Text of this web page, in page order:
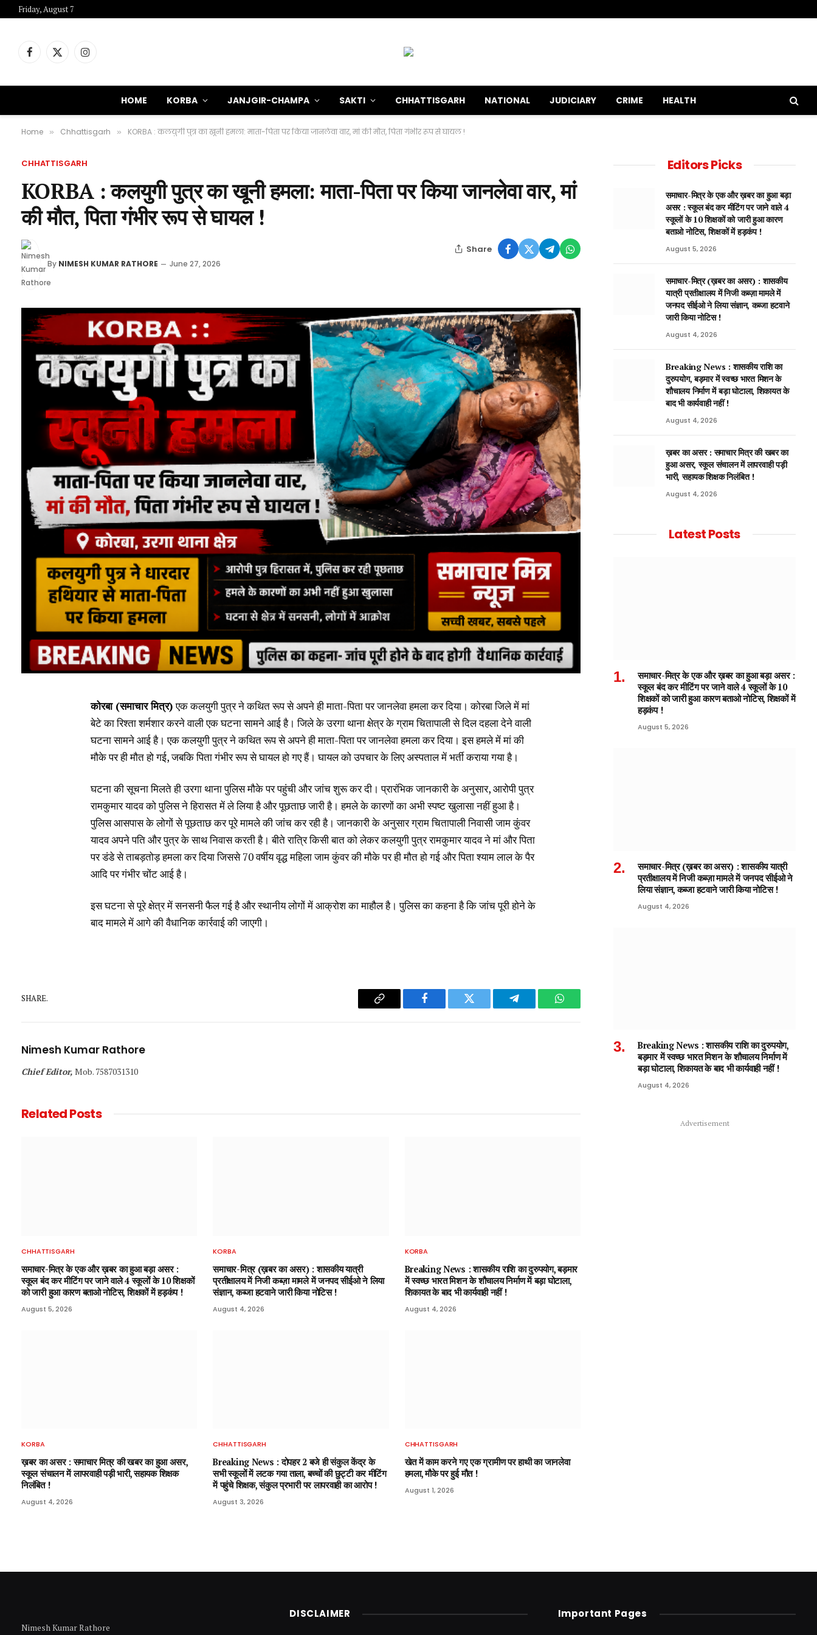
Friday, August 7
Facebook
X
Instagram
HOME KORBA JANJGIR-CHAMPA SAKTI CHHATTISGARH NATIONAL JUDICIARY CRIME HEALTH
Home » Chhattisgarh » KORBA : कलयुगी पुत्र का खूनी हमला: माता-पिता पर किया जानलेवा वार, मां की मौत, पिता गंभीर रूप से घायल !
CHHATTISGARH
KORBA : कलयुगी पुत्र का खूनी हमला: माता-पिता पर किया जानलेवा वार, मां
की मौत, पिता गंभीर रूप से घायल !
By NIMESH KUMAR RATHORE June 27, 2026
Share
कोरबा (समाचार मित्र)एक कलयुगी पुत्र ने कथित रूप से अपने ही माता-पिता पर जानलेवा हमला कर दिया। कोरबा जिले में मां
बेटे का रिश्ता शर्मशार करने वाली एक घटना सामने आई है। जिले के उरगा थाना क्षेत्र के ग्राम चितापाली से दिल दहला देने वाली
घटना सामने आई है। एक कलयुगी पुत्र ने कथित रूप से अपने ही माता-पिता पर जानलेवा हमला कर दिया। इस हमले में मां की
मौके पर ही मौत हो गई, जबकि पिता गंभीर रूप से घायल हो गए हैं। घायल को उपचार के लिए अस्पताल में भर्ती कराया गया है।
घटना की सूचना मिलते ही उरगा थाना पुलिस मौके पर पहुंची और जांच शुरू कर दी। प्रारंभिक जानकारी के अनुसार, आरोपी पुत्र
रामकुमार यादव को पुलिस ने हिरासत में ले लिया है और पूछताछ जारी है। हमले के कारणों का अभी स्पष्ट खुलासा नहीं हुआ है।
पुलिस आसपास के लोगों से पूछताछ कर पूरे मामले की जांच कर रही है। जानकारी के अनुसार ग्राम चितापाली निवासी जाम कुंवर
यादव अपने पति और पुत्र के साथ निवास करती है। बीते रात्रि किसी बात को लेकर कलयुगी पुत्र रामकुमार यादव ने मां और पिता
पर डंडे से ताबड़तोड़ हमला कर दिया जिससे 70 वर्षीय वृद्ध महिला जाम कुंवर की मौके पर ही मौत हो गई और पिता श्याम लाल के पैर
आदि पर गंभीर चोंट आई है।
इस घटना से पूरे क्षेत्र में सनसनी फैल गई है और स्थानीय लोगों में आक्रोश का माहौल है। पुलिस का कहना है कि जांच पूरी होने के
बाद मामले में आगे की वैधानिक कार्रवाई की जाएगी।
SHARE.
Copy
Facebook Twitter Telegram WhatsApp
Nimesh Kumar Rathore
Chief Editor, Mob. 7587031310
RelatedPosts
CHHATTISGARH
समाचार-मित्र के एक और ख़बर का हुआ बड़ा असर :
स्कूल बंद कर मीटिंग पर जाने वाले 4 स्कूलों के 10 शिक्षकों
को जारी हुआ कारण बताओ नोटिस, शिक्षकों में हड़कंप !
August 5, 2026
KORBA
समाचार-मित्र (ख़बर का असर) : शासकीय यात्री
प्रतीक्षालय में निजी कब्ज़ा मामले में जनपद सीईओ ने लिया
संज्ञान, कब्जा हटवाने जारी किया नोटिस !
August 4, 2026
KORBA
Breaking News : शासकीय राशि का दुरुपयोग, बड़मार
में स्वच्छ भारत मिशन के शौचालय निर्माण में बड़ा घोटाला,
शिकायत के बाद भी कार्यवाही नहीं !
August 4, 2026
KORBA
ख़बर का असर : समाचार मित्र की खबर का हुआ असर,
स्कूल संचालन में लापरवाही पड़ी भारी, सहायक शिक्षक
निलंबित !
August 4, 2026
CHHATTISGARH
Breaking News : दोपहर 2 बजे ही संकुल केंद्र के
सभी स्कूलों में लटक गया ताला, बच्चों की छुट्टी कर मीटिंग
में पहुंचे शिक्षक, संकुल प्रभारी पर लापरवाही का आरोप !
August 3, 2026
CHHATTISGARH
खेत में काम करने गए एक ग्रामीण पर हाथी का जानलेवा
हमला, मौके पर हुई मौत !
August 1, 2026
Editors Picks
समाचार-मित्र के एक और ख़बर का हुआ बड़ा
असर : स्कूल बंद कर मीटिंग पर जाने वाले 4
स्कूलों के 10 शिक्षकों को जारी हुआ कारण
बताओ नोटिस, शिक्षकों में हड़कंप !
August 5, 2026
समाचार-मित्र (ख़बर का असर) : शासकीय
यात्री प्रतीक्षालय में निजी कब्ज़ा मामले में
जनपद सीईओ ने लिया संज्ञान, कब्जा हटवाने
जारी किया नोटिस !
August 4, 2026
Breaking News : शासकीय राशि का
दुरुपयोग, बड़मार में स्वच्छ भारत मिशन के
शौचालय निर्माण में बड़ा घोटाला, शिकायत के
बाद भी कार्यवाही नहीं !
August 4, 2026
ख़बर का असर : समाचार मित्र की खबर का
हुआ असर, स्कूल संचालन में लापरवाही पड़ी
भारी, सहायक शिक्षक निलंबित !
August 4, 2026
Latest Posts
समाचार-मित्र के एक और ख़बर का हुआ बड़ा असर :
स्कूल बंद कर मीटिंग पर जाने वाले 4 स्कूलों के 10
शिक्षकों को जारी हुआ कारण बताओ नोटिस, शिक्षकों में
हड़कंप !
August 5, 2026
समाचार-मित्र (ख़बर का असर) : शासकीय यात्री
प्रतीक्षालय में निजी कब्ज़ा मामले में जनपद सीईओ ने
लिया संज्ञान, कब्जा हटवाने जारी किया नोटिस !
August 4, 2026
Breaking News : शासकीय राशि का दुरुपयोग,
बड़मार में स्वच्छ भारत मिशन के शौचालय निर्माण में
बड़ा घोटाला, शिकायत के बाद भी कार्यवाही नहीं !
August 4, 2026
Advertisement
Nimesh Kumar Rathore
DISCLAIMER Important Pages